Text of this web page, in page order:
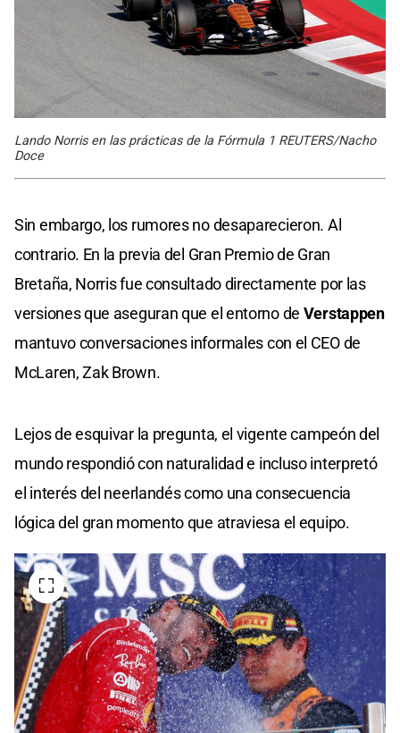
Lando Norris en las prácticas de la Fórmula 1 REUTERS/Nacho
Doce
Sin embargo, los rumores no desaparecieron. Al
contrario. En la previa del Gran Premio de Gran
Bretaña, Norris fue consultado directamente por las
versiones que aseguran que el entorno de Verstappen
mantuvo conversaciones informales con el CEO de
McLaren, Zak Brown.
Lejos de esquivar la pregunta, el vigente campeón del
mundo respondió con naturalidad e incluso interpretó
el interés del neerlandés como una consecuencia
lógica del gran momento que atraviesa el equipo.